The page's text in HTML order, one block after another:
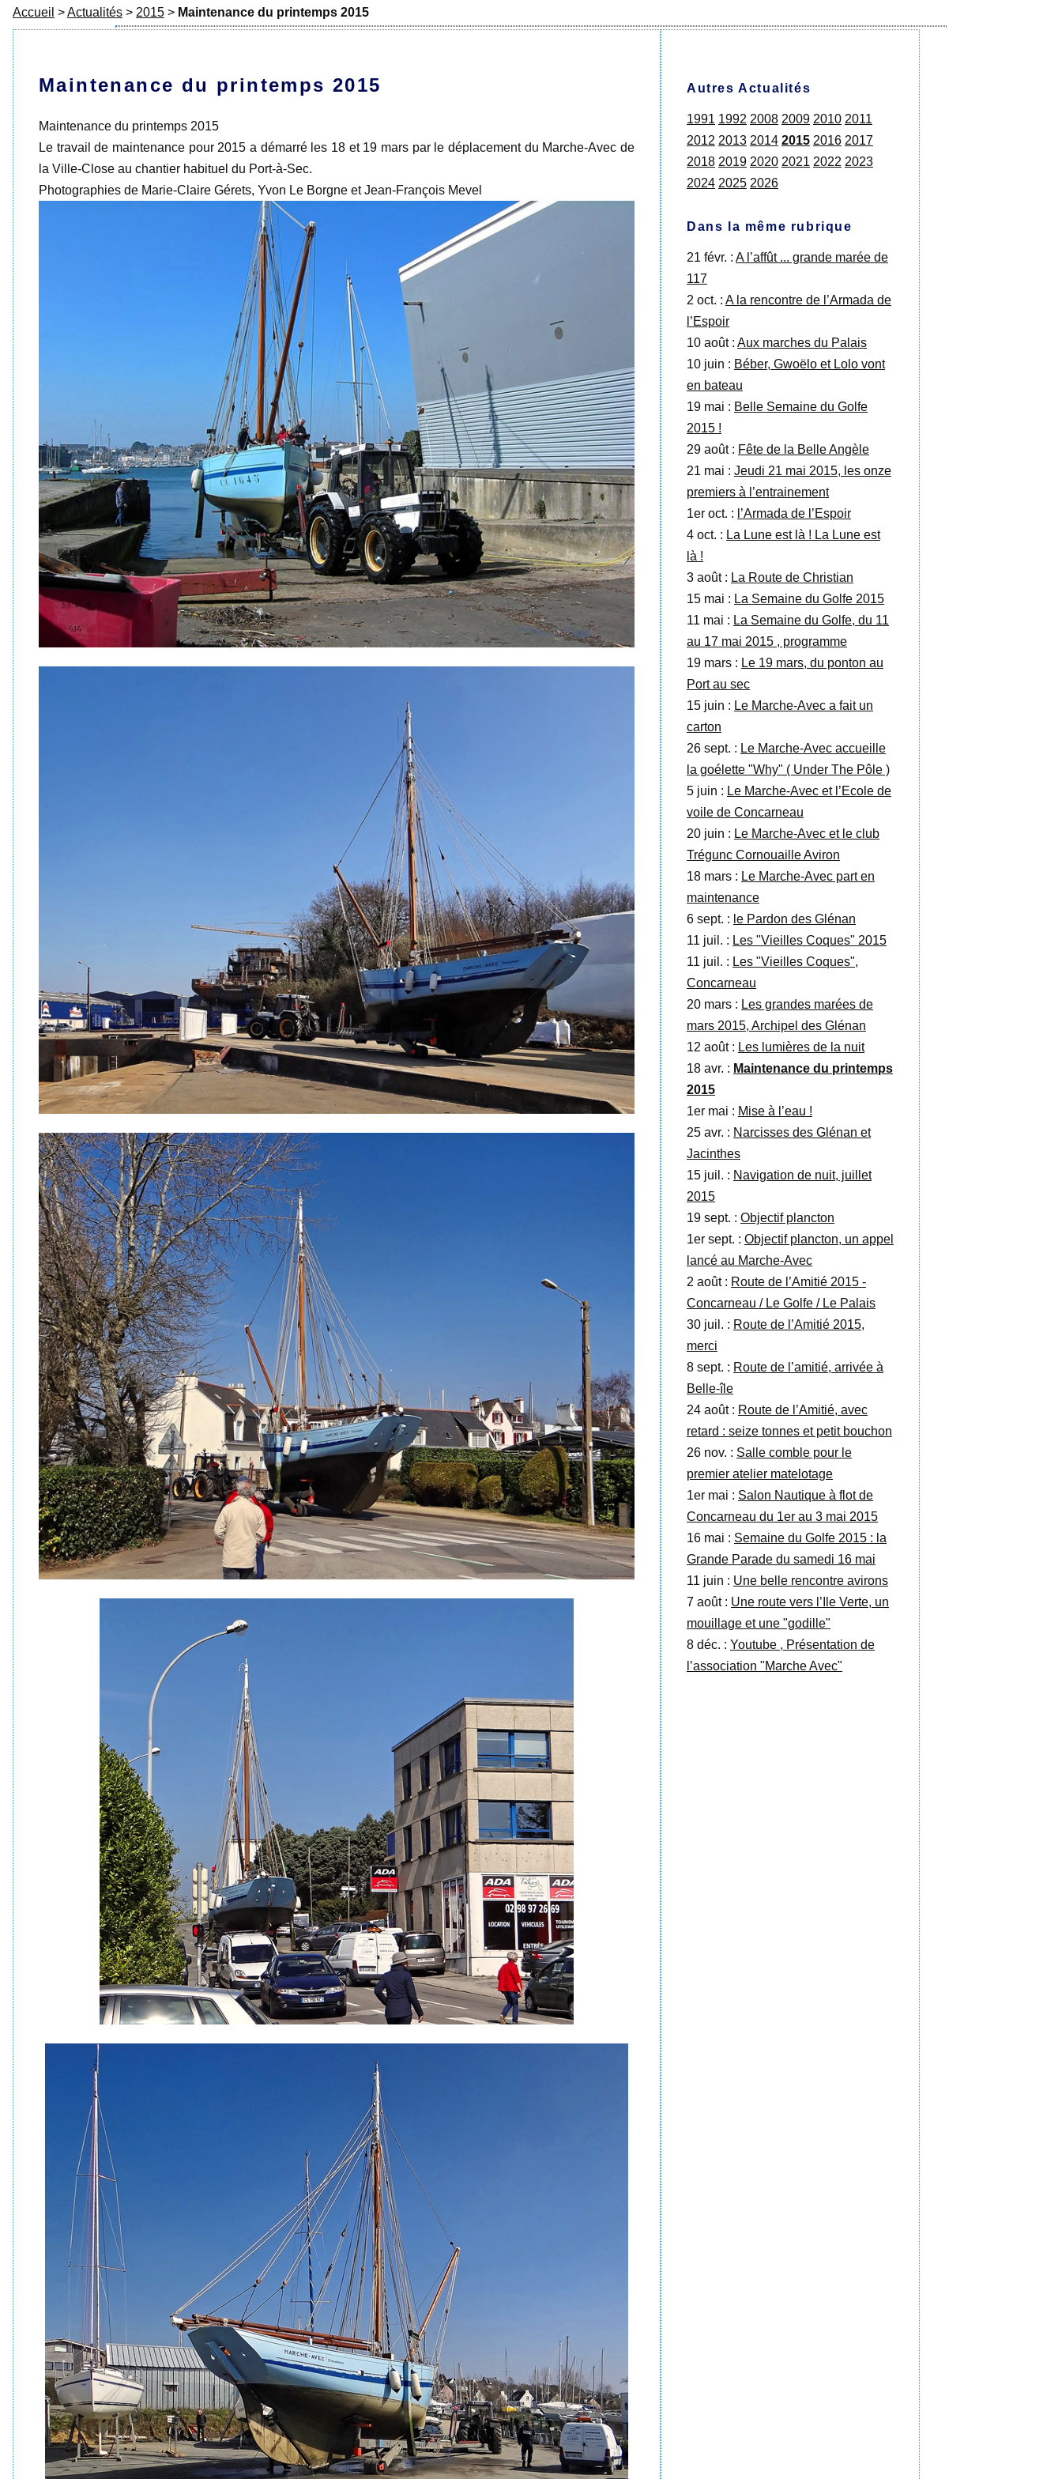
Accueil >Actualités > 2015 > Maintenance du printemps 2015
Maintenance du printemps 2015
Maintenance du printemps 2015
Le travail de maintenance pour 2015 a démarré les 18 et 19 mars par le déplacement du Marche-Avec de
la Ville-Close au chantier habituel du Port-à-Sec.
Photographies de Marie-Claire Gérets, Yvon Le Borgne et Jean-François Mevel
Autres Actualités
1991 1992 2008 2009 2010 2011
2012 2013 2014 2015 2016 2017
2018 2019 2020 2021 2022 2023
2024 2025 2026
Dans la même rubrique
21 févr. : A l’affût ... grande marée de
117
2 oct. : A la rencontre de l’Armada de
l’Espoir
10 août : Aux marches du Palais
10 juin : Béber, Gwoëlo et Lolo vont
en bateau
19 mai : Belle Semaine du Golfe
2015 !
29 août : Fête de la Belle Angèle
21 mai : Jeudi 21 mai 2015, les onze
premiers à l’entrainement
1er oct. : l’Armada de l’Espoir
4 oct. : La Lune est là ! La Lune est
là !
3 août : La Route de Christian
15 mai : La Semaine du Golfe 2015
11 mai : La Semaine du Golfe, du 11
au 17 mai 2015 , programme
19 mars : Le 19 mars, du ponton au
Port au sec
15 juin : Le Marche-Avec a fait un
carton
26 sept. : Le Marche-Avec accueille
la goélette "Why" ( Under The Pôle )
5 juin : Le Marche-Avec et l’Ecole de
voile de Concarneau
20 juin : Le Marche-Avec et le club
Trégunc Cornouaille Aviron
18 mars : Le Marche-Avec part en
maintenance
6 sept. : le Pardon des Glénan
11 juil. : Les "Vieilles Coques" 2015
11 juil. : Les "Vieilles Coques",
Concarneau
20 mars : Les grandes marées de
mars 2015, Archipel des Glénan
12 août : Les lumières de la nuit
18 avr. : Maintenance du printemps
2015
1er mai : Mise à l’eau !
25 avr. : Narcisses des Glénan et
Jacinthes
15 juil. : Navigation de nuit, juillet
2015
19 sept. : Objectif plancton
1er sept. : Objectif plancton, un appel
lancé au Marche-Avec
2 août : Route de l’Amitié 2015 -
Concarneau / Le Golfe / Le Palais
30 juil. : Route de l’Amitié 2015,
merci
8 sept. : Route de l’amitié, arrivée à
Belle-île
24 août : Route de l’Amitié, avec
retard : seize tonnes et petit bouchon
26 nov. : Salle comble pour le
premier atelier matelotage
1er mai : Salon Nautique à flot de
Concarneau du 1er au 3 mai 2015
16 mai : Semaine du Golfe 2015 : la
Grande Parade du samedi 16 mai
11 juin : Une belle rencontre avirons
7 août : Une route vers l’Ile Verte, un
mouillage et une "godille"
8 déc. : Youtube , Présentation de
l’association "Marche Avec"